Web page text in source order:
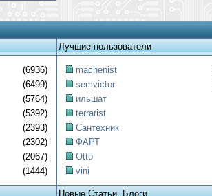
Лучшие пользователи
(6936)
(6499)
(5764)
(5392)
(2393)
(2302)
(2067)
(1444)
machenist
semvictor
ильшат
terrarist
Сантехник
ФАРТ
Otto
vini
Новые Статьи, Блоги